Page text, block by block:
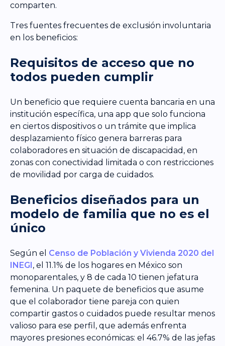
comparten.
Tres fuentes frecuentes de exclusión involuntaria
en los beneficios:
Requisitos de acceso que no
todos pueden cumplir
Un beneficio que requiere cuenta bancaria en una
institución específica, una app que solo funciona
en ciertos dispositivos o un trámite que implica
desplazamiento físico genera barreras para
colaboradores en situación de discapacidad, en
zonas con conectividad limitada o con restricciones
de movilidad por carga de cuidados.
Beneficios diseñados para un
modelo de familia que no es el
único
Según el Censo de Población y Vivienda 2020 del
INEGI , el 11.1% de los hogares en México son
monoparentales, y 8 de cada 10 tienen jefatura
femenina. Un paquete de beneficios que asume
que el colaborador tiene pareja con quien
compartir gastos o cuidados puede resultar menos
valioso para ese perfil, que además enfrenta
mayores presiones económicas: el 46.7% de las jefas